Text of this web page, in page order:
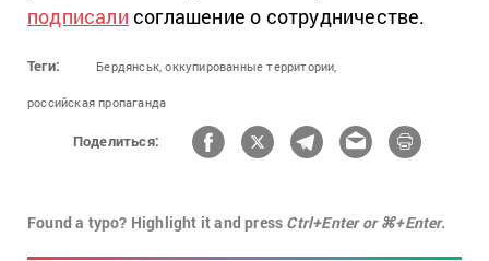
подписали соглашение о сотрудничестве.
Теги: Бердянськ, оккупированные территории,
российская пропаганда
Поделиться:
Found a typo? Highlight it and press Ctrl+Enter or ⌘+Enter.